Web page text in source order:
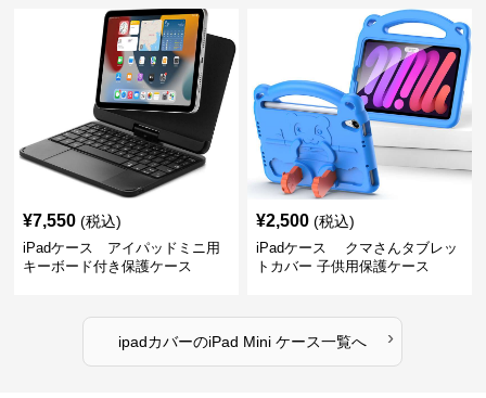
¥7,550 (税込)
iPadケース アイパッドミニ用
キーボード付き保護ケース
¥2,500 (税込)
iPadケース クマさんタブレッ
トカバー 子供用保護ケース
ipadカバーのiPad Mini ケース一覧へ ›